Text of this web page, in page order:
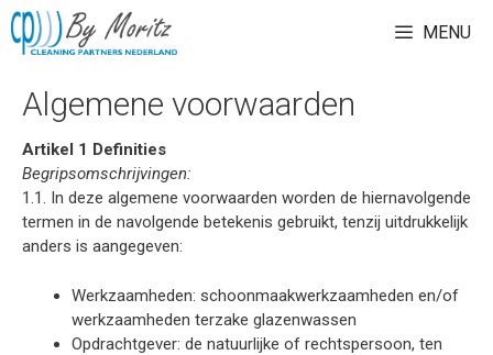
Ga
naar
MENU
Algemene voorwaarden
Artikel 1 Definities
Begripsomschrijvingen:
1.1. In deze algemene voorwaarden worden de hiernavolgende
termen in de navolgende betekenis gebruikt, tenzij uitdrukkelijk
anders is aangegeven:
Werkzaamheden: schoonmaakwerkzaamheden en/of
werkzaamheden terzake glazenwassen
Opdrachtgever: de natuurlijke of rechtspersoon, ten